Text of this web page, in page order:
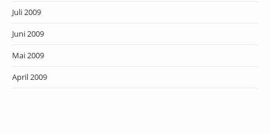
Juli 2009
Juni 2009
Mai 2009
April 2009